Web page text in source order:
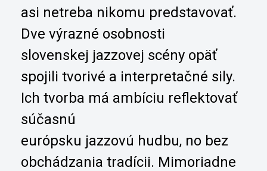
asi netreba nikomu predstavovať.
Dve výrazné osobnosti
slovenskej jazzovej scény opäť
spojili tvorivé a interpretačné sily.
Ich tvorba má ambíciu reflektovať
súčasnú
európsku jazzovú hudbu, no bez
obchádzania tradícii. Mimoriadne